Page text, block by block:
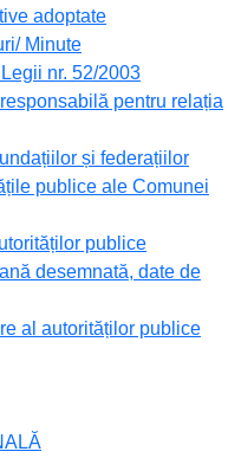
adoptate
Minute
nr. 52/2003
pentru relația
și federațiilor
publice ale Comunei
publice
desemnată, date de
al autorităților publice